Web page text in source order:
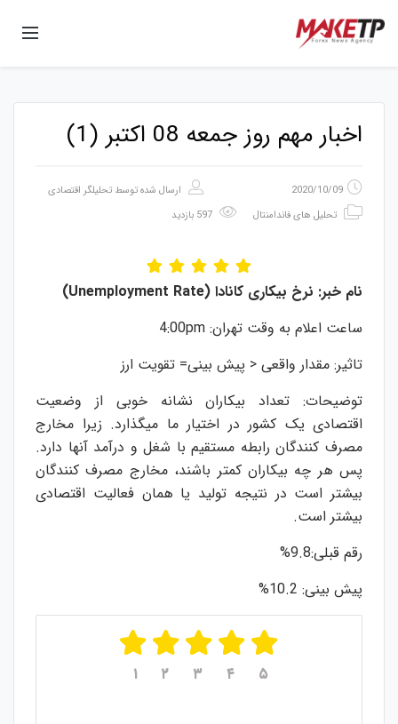
اخبار مهم روز جمعه 08 اکتبر (1)
2020/10/09 ارسال شده توسط تحلیلگر اقتصادی
تحلیل های فاندامنتال
نام خبر: نرخ بیکاری کانادا (
Unemployment Rate)
ساعت اعلام به وقت تهران: 4:00pm
تاثیر: مقدار واقعی < پیش بینی= تقویت ارز
توضیحات: تعداد بیکاران نشانه خوبی از وضعیت
اقتصادی یک کشور در اختیار ما میگذارد. زیرا مخارج
مصرف کنندگان رابطه مستقیم با شغل و درآمد آنها دارد.
پس هر چه بیکاران کمتر باشند، مخارج مصرف کنندگان
بیشتر است در نتیجه تولید یا همان فعالیت اقتصادی
بیشتر است.
رقم قبلی:9.8%
پیش بینی: 10.2%
۱ ۲ ۳ ۴ ۵